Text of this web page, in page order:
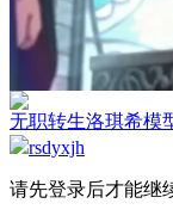
无职转生洛琪希模
rsdyxjh
请先登录后才能继